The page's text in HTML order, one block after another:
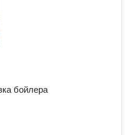
бойлера